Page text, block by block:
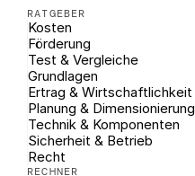
RATGEBER
Kosten
Förderung
Test & Vergleiche
Grundlagen
Ertrag & Wirtschaftlichkeit
Planung & Dimensionierung
Technik & Komponenten
Sicherheit & Betrieb
Recht
RECHNER